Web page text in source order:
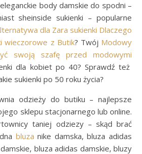
body damskie do spodni –
sheinside sukienki – popularne
dla Zara sukienki Dlaczego
wieczorowe z Butik? Twój Modowy
swoją szafę przed modowymi
dla kobiet po 40? Sprawdź też
sukienki po 50 roku życia?
odzieży do butiku – najlepsze
sklepu stacjonarnego lub online.
taniej odziezy – skąd brać
bluza nike damska, bluza adidas
bluza adidas damskie, bluzy